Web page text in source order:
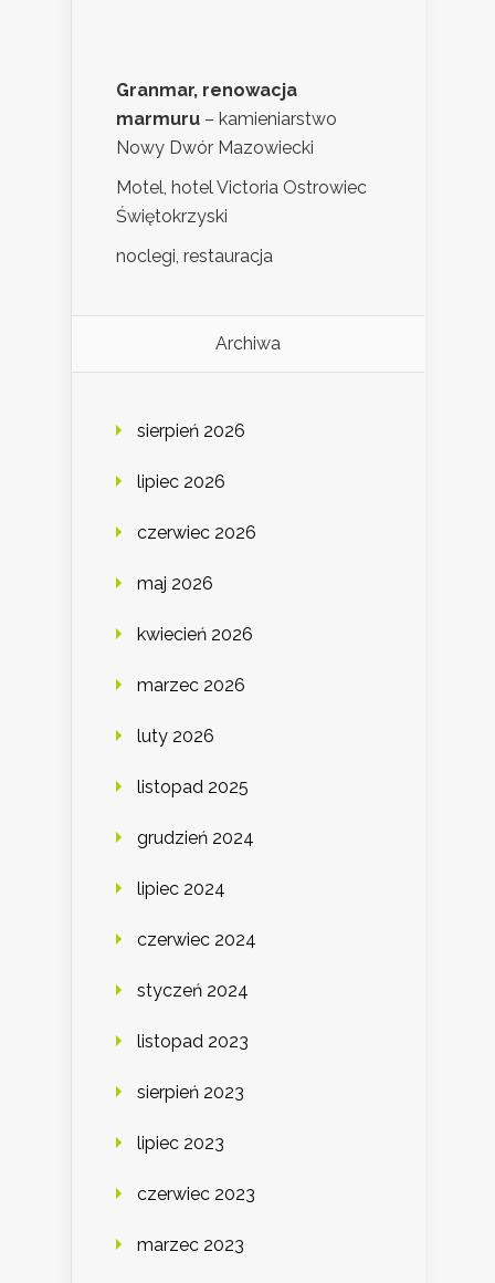
Granmar, renowacja
marmuru – kamieniarstwo
Nowy Dwór Mazowiecki
Motel, hotel Victoria Ostrowiec
Świętokrzyski
noclegi, restauracja
Archiwa
sierpień 2026
lipiec 2026
czerwiec 2026
maj 2026
kwiecień 2026
marzec 2026
luty 2026
listopad 2025
grudzień 2024
lipiec 2024
czerwiec 2024
styczeń 2024
listopad 2023
sierpień 2023
lipiec 2023
czerwiec 2023
marzec 2023